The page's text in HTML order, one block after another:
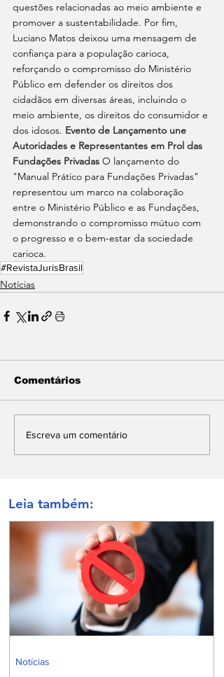
questões relacionadas ao meio ambiente e
promover a sustentabilidade. Por fim,
Luciano Matos deixou uma mensagem de
confiança para a população carioca,
reforçando o compromisso do Ministério
Público em defender os direitos dos
cidadãos em diversas áreas, incluindo o
meio ambiente, os direitos do consumidor e
dos idosos. Evento de Lançamento une
Autoridades e Representantes em Prol das
Fundações Privadas O lançamento do
"Manual Prático para Fundações Privadas"
representou um marco na colaboração
entre o Ministério Público e as Fundações,
demonstrando o compromisso mútuo com
o progresso e o bem-estar da sociedade
carioca.
#RevistaJurisBrasil
Notícias
Comentários
Escreva um comentário
Leia também:
Notícias